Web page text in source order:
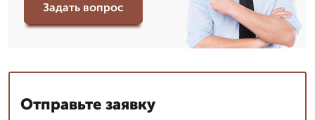
Задать вопрос
Отправьте заявку